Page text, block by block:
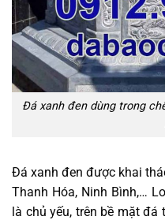
Đá xanh đen dùng trong
Đá xanh đen được khai
Thanh Hóa, Ninh Bình,…
là chủ yếu, trên bề mặt